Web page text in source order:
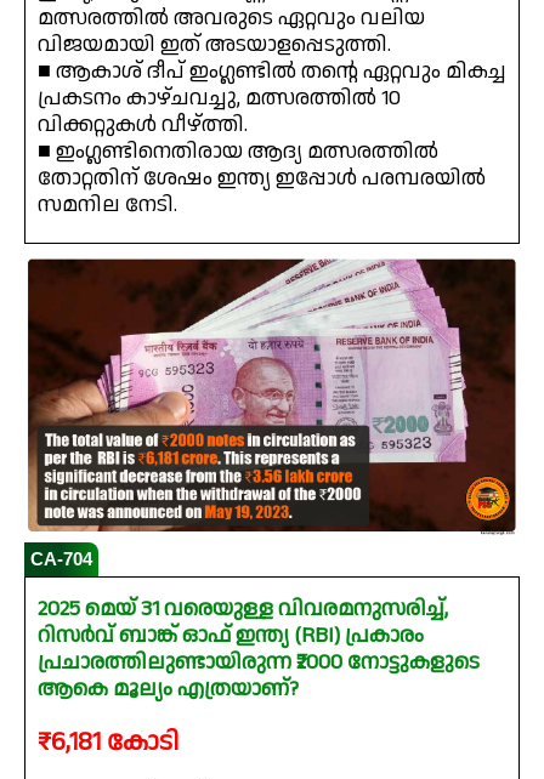
മത്സരത്തിൽ അവരുടെ ഏറ്റവും വലിയ
വിജയമായി ഇത് അടയാളപ്പെടുത്തി.
■ ആകാശ് ദീപ് ഇംഗ്ലണ്ടിൽ തന്റെ ഏറ്റവും മികച്ച
പ്രകടനം കാഴ്ചവച്ചു, മത്സരത്തിൽ 10
വിക്കറ്റുകൾ വീഴ്ത്തി.
■ ഇംഗ്ലണ്ടിനെതിരായ ആദ്യ മത്സരത്തിൽ
തോറ്റതിന് ശേഷം ഇന്ത്യ ഇപ്പോൾ പരമ്പരയിൽ
സമനില നേടി.
CA-704
2025 മെയ് 31 വരെയുള്ള വിവരമനുസരിച്ച്,
റിസർവ് ബാങ്ക് ഓഫ് ഇന്ത്യ (RBI) പ്രകാരം
പ്രചാരത്തിലുണ്ടായിരുന്ന ₹2000 നോട്ടുകളുടെ
ആകെ മൂല്യം എത്രയാണ്?
₹6,181 കോടി